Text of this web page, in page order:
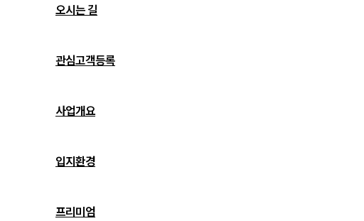
오시는 길
관심고객등록
사업개요
입지환경
프리미엄